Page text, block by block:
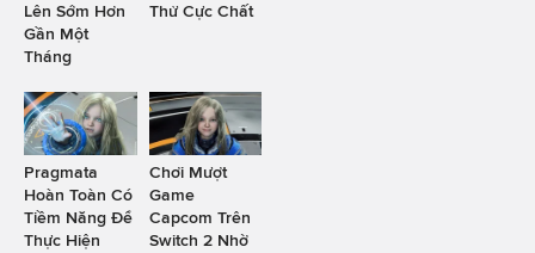
Lên Sớm Hơn
Gần Một
Tháng
Thử Cực Chất
Pragmata
Hoàn Toàn Có
Tiềm Năng Để
Thực Hiện
Chơi Mượt
Game
Capcom Trên
Switch 2 Nhờ